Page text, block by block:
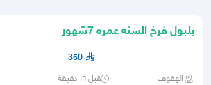
بلبول فرخ السنه عمره 7شهور
350
الهفوف قبل ١٦ دقيقة